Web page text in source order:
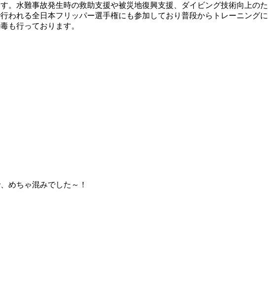
。水難事故発生時の救助支援や被災地復興支援、ダイビング技術向上のた
われる全日本フリッパー選手権にも参加しており普段からトレーニングに
も行っております。
めちゃ混みでした～！